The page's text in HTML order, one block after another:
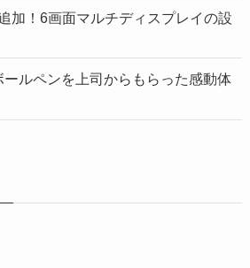
加！6画面マルチディスプレイの設
ルペンを上司からもらった感動体